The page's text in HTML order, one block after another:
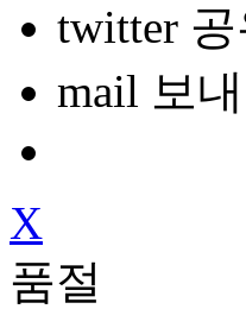
twitter
mail 보
X
품절